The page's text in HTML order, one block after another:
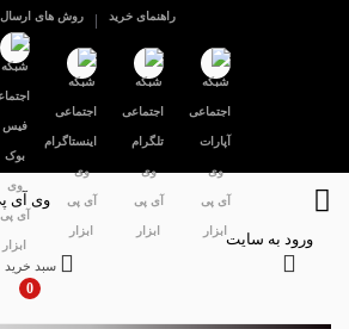
راهنمای خرید روش های ارسال
ورود به سایت
سبد خرید
0